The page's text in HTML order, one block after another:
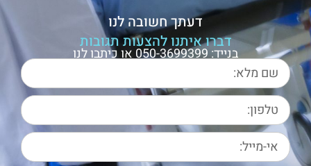
דעתך חשובה לנו
דברו איתנו להצעות תגובות
בנייד: 050-3699399 או כיתבו לנו